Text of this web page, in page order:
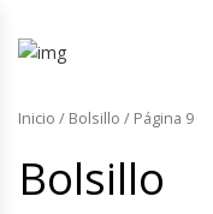
Inicio / Bolsillo / Página 9
Bolsillo